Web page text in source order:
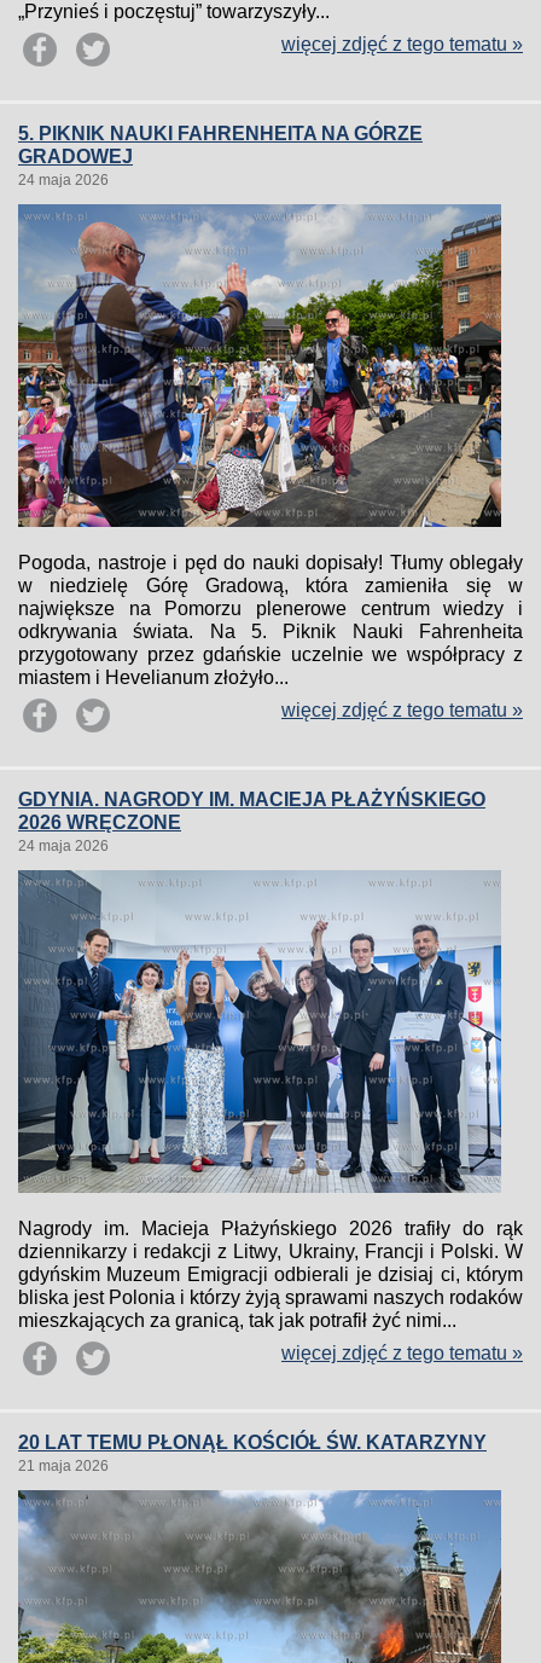
„Przynieś i poczęstuj” towarzyszyły...
więcej zdjęć z tego tematu »
5. PIKNIK NAUKI FAHRENHEITA NA GÓRZE
GRADOWEJ
24 maja 2026
Pogoda, nastroje i pęd do nauki dopisały! Tłumy oblegały
w niedzielę Górę Gradową, która zamieniła się w
największe na Pomorzu plenerowe centrum wiedzy i
odkrywania świata. Na 5. Piknik Nauki Fahrenheita
przygotowany przez gdańskie uczelnie we współpracy z
miastem i Hevelianum złożyło...
więcej zdjęć z tego tematu »
GDYNIA. NAGRODY IM. MACIEJA PŁAŻYŃSKIEGO
2026 WRĘCZONE
24 maja 2026
Nagrody im. Macieja Płażyńskiego 2026 trafiły do rąk
dziennikarzy i redakcji z Litwy, Ukrainy, Francji i Polski. W
gdyńskim Muzeum Emigracji odbierali je dzisiaj ci, którym
bliska jest Polonia i którzy żyją sprawami naszych rodaków
mieszkających za granicą, tak jak potrafił żyć nimi...
więcej zdjęć z tego tematu »
20 LAT TEMU PŁONĄŁ KOŚCIÓŁ ŚW. KATARZYNY
21 maja 2026